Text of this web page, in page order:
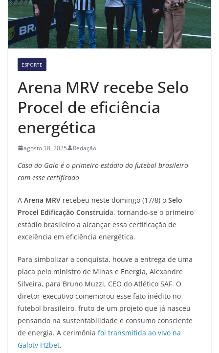
ESPORTE
Arena MRV recebe Selo
Procel de eficiência
energética
agosto 18, 2025 Redação
Casa do Galo é o primeiro estádio do futebol brasileiro
com esse certificado
A Arena MRV recebeu neste domingo (17/8) o Selo
Procel Edificação Construída, tornando-se o primeiro
estádio brasileiro a alcançar essa certificação de
excelência em eficiência energética.
Para simbolizar a conquista, houve a entrega de uma
placa pelo ministro de Minas e Energia, Alexandre
Silveira, para Bruno Muzzi, CEO do Atlético SAF. O
diretor-executivo comemorou esse fato inédito no
futebol brasileiro, fruto de um projeto que já nasceu
pensando na sustentabilidade e consumo consciente
de energia. A cerimônia foi transmitida ao vivo na
Galotv H2bet.